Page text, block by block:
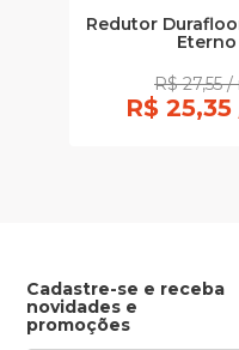
Redutor
Eterno
R$ 27,55
R$
Cadastre-se e receba
novidades e
promoções